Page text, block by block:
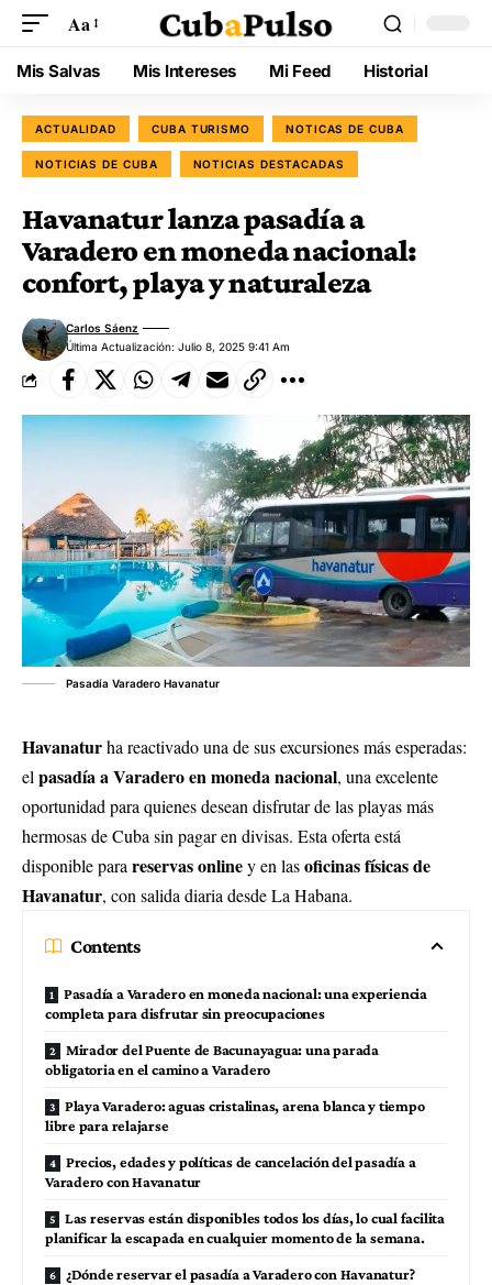
Aa
Mis Salvas Mis Intereses Mi Feed Historial
ACTUALIDAD CUBA TURISMO NOTICAS DE CUBA
NOTICIAS DE CUBA NOTICIAS DESTACADAS
Havanatur lanza pasadía a
Varadero en moneda nacional:
confort, playa y naturaleza
Última Actualización: Julio 8, 2025 9:41 Am
Carlos Sáenz
Pasadía Varadero Havanatur
Havanaturha reactivado una de sus excursiones más esperadas:
elpasadía a Varadero en moneda nacional, una excelente
oportunidad para quienes desean disfrutar de las playas más
hermosas de Cuba sin pagar en divisas. Esta oferta está
disponible parareservas onliney en lasoficinas físicas de
Havanatur, con salida diaria desde La Habana.
Contents
Pasadía a Varadero en moneda nacional: una experiencia
completa para disfrutar sin preocupaciones
Mirador del Puente de Bacunayagua: una parada
obligatoria en el camino a Varadero
Playa Varadero: aguas cristalinas, arena blanca y tiempo
libre para relajarse
Precios, edades y políticas de cancelación del pasadía a
Varadero con Havanatur
Las reservas están disponibles todos los días, lo cual facilita
planificar la escapada en cualquier momento de la semana.
¿Dónde reservar el pasadía a Varadero con Havanatur?